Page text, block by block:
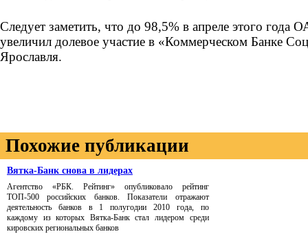
Следует заметить, что до 98,5% в апреле этого года
увеличил долевое участие в «Коммерческом Банке
Ярославля.
Похожие публикации
Вятка-Банк снова в лидерах
Агентство «РБК. Рейтинг» опубликовало рейтинг
ТОП-500 российских банков. Показатели отражают
деятельность банков в 1 полугодии 2010 года, по
каждому из которых Вятка-Банк стал лидером среди
кировских региональных банков